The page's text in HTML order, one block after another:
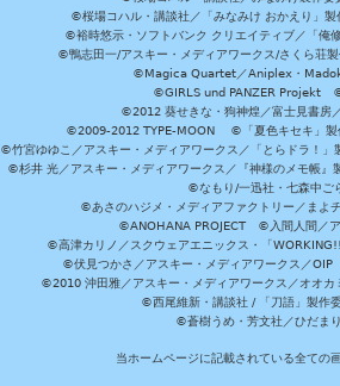
©桜場コハル・講談社／「みなみけ おかえり」
©裕時悠示・ソフトバンク クリエイティブ／「
©鴨志田一/アスキー・メディアワークス/さく
©Magica Quartet／Aniplex・
©GIRLS und PANZER Projekt ©
©2012 葵せきな・狗神煌／富士見書
©2009-2012 TYPE-MOON ©「夏色キセキ」製
©竹宮ゆゆこ／アスキー・メディアワークス／「とらドラ！
©杉井 光／アスキー・メディアワークス／『神様のメモ帳
©なもり/一迅社・七森中
©あさのハジメ・メディアファクトリー／ま
©ANOHANA PROJECT ©入間人間／ア
©高津カリノ／スクウェアエニックス・「
©伏見つかさ／アスキー・メディアワークス／
©2010 沖田雅／アスキー・メディアワークス／オオ
©西尾維新・講談社 / 「刀語」製作
©蒼樹うめ・芳文社／ひだま
当ホームページに記載されている全ての